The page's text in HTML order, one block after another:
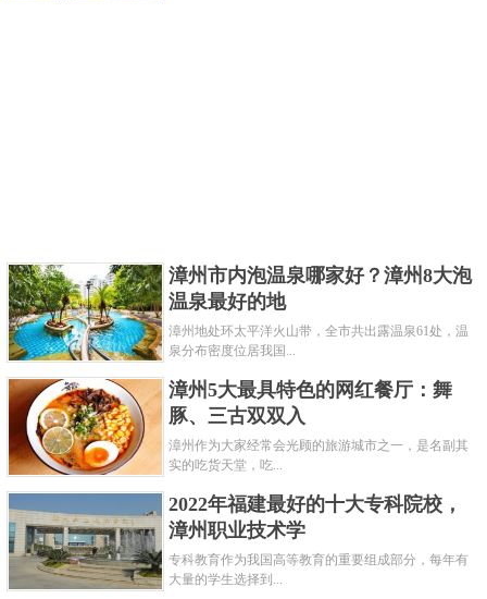
漳州市内泡温泉哪家好？漳州8大泡
温泉最好的地
漳州地处环太平洋火山带，全市共出露温泉61处，温
泉分布密度位居我国...
漳州5大最具特色的网红餐厅：舞
豚、三古双双入
漳州作为大家经常会光顾的旅游城市之一，是名副其
实的吃货天堂，吃...
2022年福建最好的十大专科院校，
漳州职业技术学
专科教育作为我国高等教育的重要组成部分，每年有
大量的学生选择到...